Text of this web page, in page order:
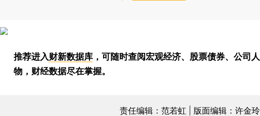
推荐进入财新数据库 ，可随时查阅宏观经济、股票债券、公司人
物，财经数据尽在掌握。
责任编辑：范若虹 | 版面编辑：许金玲